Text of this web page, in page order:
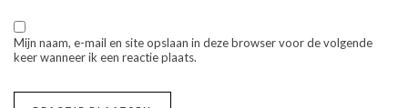
Mijn naam, e-mail en site opslaan in deze browser voor de volgende
keer wanneer ik een reactie plaats.